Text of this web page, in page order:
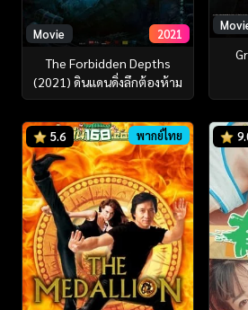
Movie 2021
The Forbidden Depths
(2021) ดินแดนดิ่งลึกต้องห้าม
5.6 พากย์ไทย